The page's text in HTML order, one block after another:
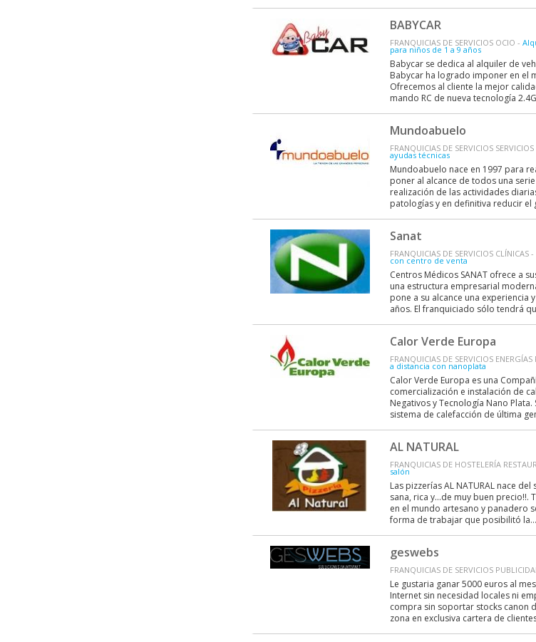
BABYCAR
FRANQUICIAS DE SERVICIOS OCIO -
para niños de 1 a 9 años
Babycar se dedica al alquiler de
Babycar ha logrado imponer en el
Ofrecemos al cliente la mejor
mando RC de nueva tecnología
Mundoabuelo
FRANQUICIAS DE SERVICIOS
ayudas técnicas
Mundoabuelo nace en 1997 para
poner al alcance de todos una
realización de las actividades
patologías y en definitiva reducir el
Sanat
FRANQUICIAS DE SERVICIOS CLÍNICAS -
con centro de venta
Centros Médicos SANAT ofrece a
una estructura empresarial
pone a su alcance una experiencia
años. El franquiciado sólo tendrá
Calor Verde Europa
FRANQUICIAS DE SERVICIOS ENERGÍAS
a distancia con nanoplata
Calor Verde Europa es una
comercialización e instalación de
Negativos y Tecnología Nano
sistema de calefacción de última
AL NATURAL
FRANQUICIAS DE HOSTELERÍA
salón
Las pizzerías AL NATURAL nace
sana, rica y...de muy buen
en el mundo artesano y panadero
forma de trabajar que posibilitó la...
geswebs
FRANQUICIAS DE SERVICIOS
Le gustaria ganar 5000 euros al
Internet sin necesidad locales ni
compra sin soportar stocks canon
zona en exclusiva cartera de